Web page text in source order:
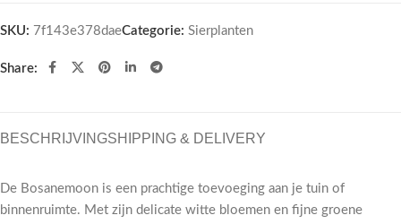
SKU: 7f143e378daeCategorie: Sierplanten
Share:
BESCHRIJVINGSHIPPING & DELIVERY
De Bosanemoon is een prachtige toevoeging aan je tuin of
binnenruimte. Met zijn delicate witte bloemen en fijne groene